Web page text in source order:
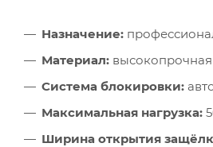
Назначение:
Материал: высокопрочная
Система блокировки:
Максимальная нагрузка:
Ширина открытия